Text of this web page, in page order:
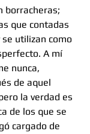
borracheras;
que contadas
utilizan como
A mí
nunca,
de aquel
la verdad es
de los que se
cargado de